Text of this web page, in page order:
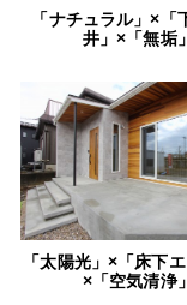
「ナチュラル」×「
井」×「無垢」
「太陽光」×「床下エ
×「空気清浄」